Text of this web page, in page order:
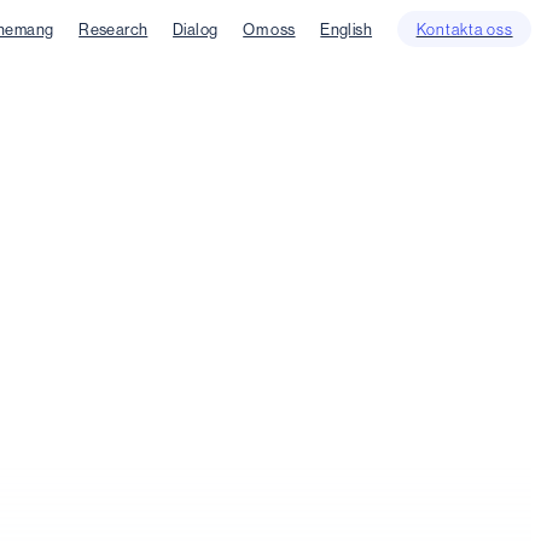
Research Dialog Om oss English Kontakta oss